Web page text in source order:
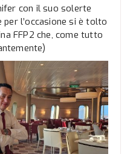
con il suo solerte
per l’occasione si è tolto
FFP2 che, come tutto